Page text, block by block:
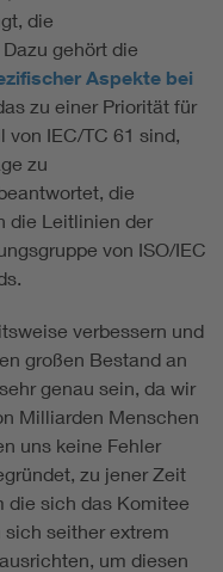
die
gehört die
Aspekte bei
zu einer Priorität für
von IEC/TC 61 sind,
zu
die
die Leitlinien der
von ISO/IEC
verbessern und
großen Bestand an
genau sein, da wir
Milliarden Menschen
uns keine Fehler
zu jener Zeit
die sich das Komitee
sich seither extrem
um diesen